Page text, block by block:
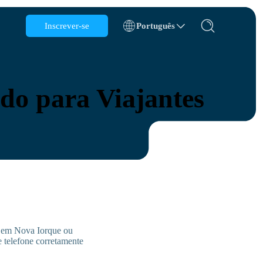
Inscrever-se Português
Chile China
Dinamarca
para Viajantes
Nova Iorque ou
telefone corretamente